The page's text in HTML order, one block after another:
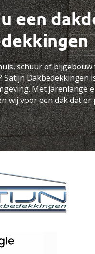
een
schuur of bijgebouw
Satijn
. Met jarenlange
wij voor een dak dat